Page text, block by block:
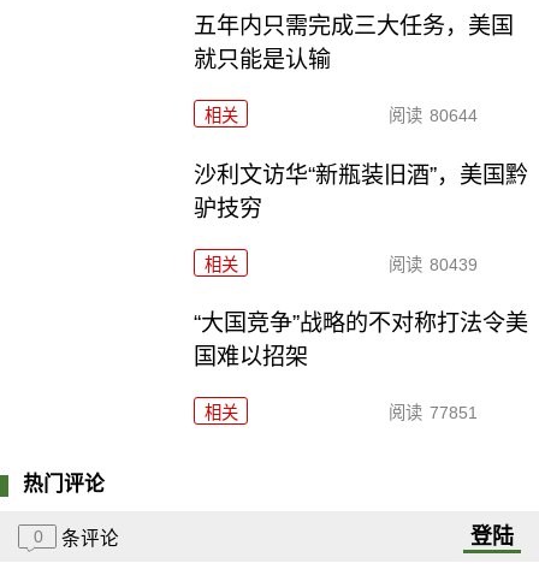
五年内只需完成三大任务，美国
就只能是认输
相关 阅读 80644
沙利文访华“新瓶装旧酒”，美国黔
驴技穷
相关 阅读 80439
“大国竞争”战略的不对称打法令美
国难以招架
相关 阅读 77851
热门评论
0 条评论 登陆